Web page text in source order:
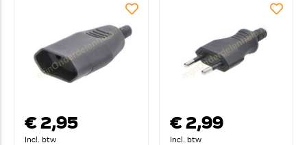
€ 2,95
Incl. btw
€ 2,99
Incl. btw